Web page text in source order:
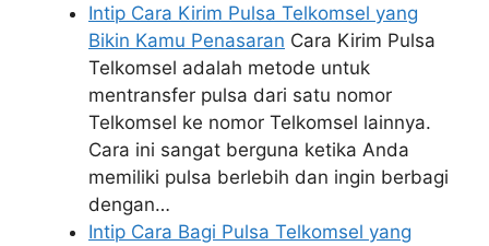
Intip Cara Kirim Pulsa Telkomsel yang
Bikin Kamu Penasaran Cara Kirim Pulsa
Telkomsel adalah metode untuk
mentransfer pulsa dari satu nomor
Telkomsel ke nomor Telkomsel lainnya.
Cara ini sangat berguna ketika Anda
memiliki pulsa berlebih dan ingin berbagi
dengan…
Intip Cara Bagi Pulsa Telkomsel yang